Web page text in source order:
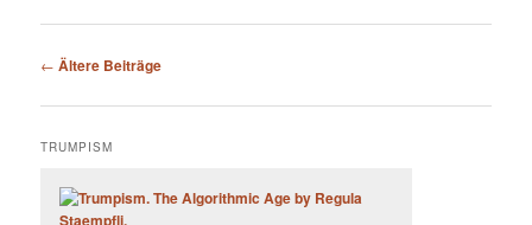
Beitragsnavigation
← Ältere Beiträge
TRUMPISM